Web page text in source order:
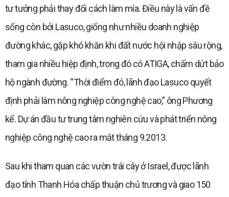
tư tưởng phải thay đổi cách làm mía. Điều này là vấn đề
sống còn bởi Lasuco, giống như nhiều doanh nghiệp
đường khác, gặp khó khăn khi đất nước hội nhập sâu rộng,
tham gia nhiều hiệp định, trong đó có ATIGA, chấm dứt bảo
hộ ngành đường. “Thời điểm đó, lãnh đạo Lasuco quyết
định phải làm nông nghiệp công nghệ cao,” ông Phương
kể. Dự án đầu tư trung tâm nghiên cứu và phát triển nông
nghiệp công nghệ cao ra mắt tháng 9.2013.
Sau khi tham quan các vườn trái cây ở Israel, được lãnh
đạo tỉnh Thanh Hóa chấp thuận chủ trương và giao 150